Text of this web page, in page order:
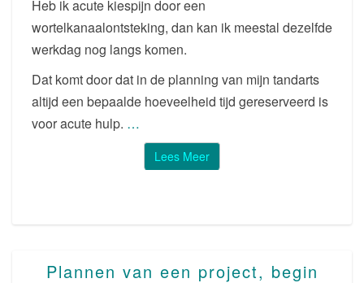
Heb ik acute kiespijn door een
wortelkanaalontsteking, dan kan ik meestal dezelfde
werkdag nog langs komen.
Dat komt door dat in de planning van mijn tandarts
altijd een bepaalde hoeveelheid tijd gereserveerd is
voor acute hulp. …
Lees MeerLees Meer
VAN
Plannen van een project, begin